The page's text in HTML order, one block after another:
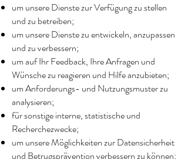
um unsere Dienste zur Verfügung zu stellen
und zu betreiben;
um unsere Dienste zu entwickeln, anzupassen
und zu verbessern;
um auf Ihr Feedback, Ihre Anfragen und
Wünsche zu reagieren und Hilfe anzubieten;
um Anforderungs- und Nutzungsmuster zu
analysieren;
für sonstige interne, statistische und
Recherchezwecke;
um unsere Möglichkeiten zur Datensicherheit
und Betrugsprävention verbessern zu können;